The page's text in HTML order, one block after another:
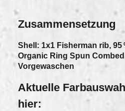
Zusammensetzung
Shell: 1x1 Fisherman rib, 95
Organic Ring Spun
Vorgewaschen
Aktuelle
hier: